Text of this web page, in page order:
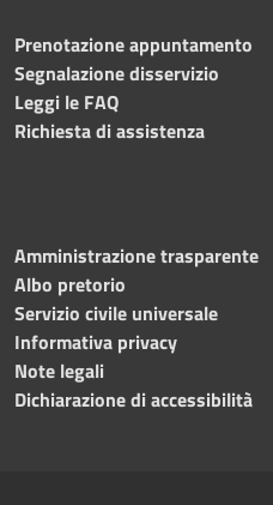
Prenotazione appuntamento
Segnalazione disservizio
Leggi le FAQ
Richiesta di assistenza
Amministrazione trasparente
Albo pretorio
Servizio civile universale
Informativa privacy
Note legali
Dichiarazione di accessibilità